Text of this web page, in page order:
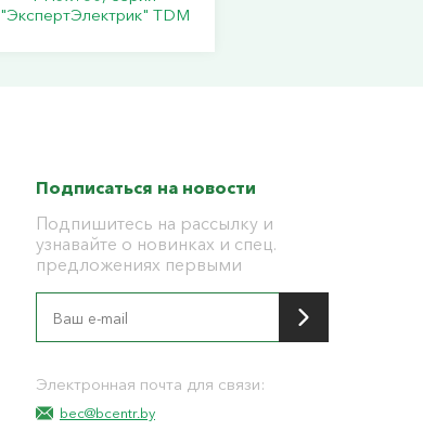
"ЭкспертЭлектрик" TDM
Подписаться на новости
Подпишитесь на рассылку и
узнавайте о новинках и спец.
предложениях первыми
Электронная почта для связи:
bec@bcentr.by